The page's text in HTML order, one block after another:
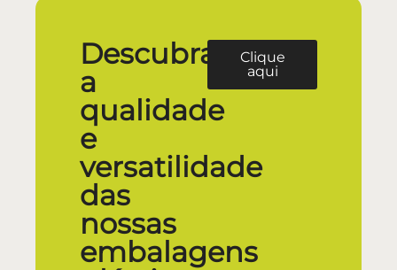
Descubra
a
qualidade
e
versatilidade
das
nossas
embalagens
Clique
aqui